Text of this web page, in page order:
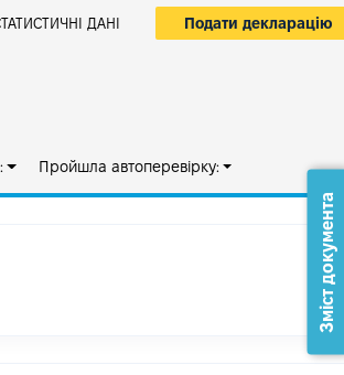
ДАНІ Подати декларацію
Пройшла автоперевірку:
Зміст документа